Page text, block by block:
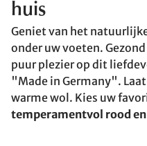
huis
Geniet van het
onder uw voeten.
puur plezier op dit
"Made in Germany".
warme wol. Kies uw
temperamentvol rood